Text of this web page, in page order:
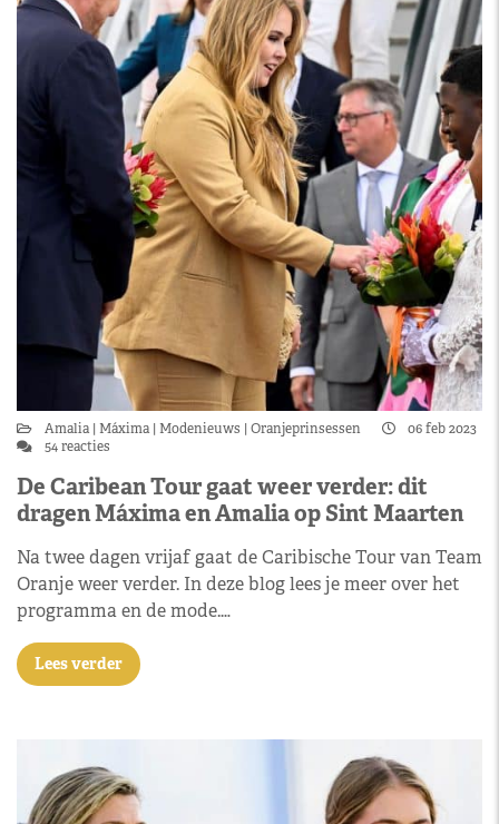
Amalia Máxima Modenieuws Oranjeprinsessen
06 feb 2023
54 reacties
De Caribean Tour gaat weer verder: dit
dragen Máxima en Amalia op Sint Maarten
Na twee dagen vrijaf gaat de Caribische Tour van Team
Oranje weer verder. In deze blog lees je meer over het
programma en de mode.…
Lees verder